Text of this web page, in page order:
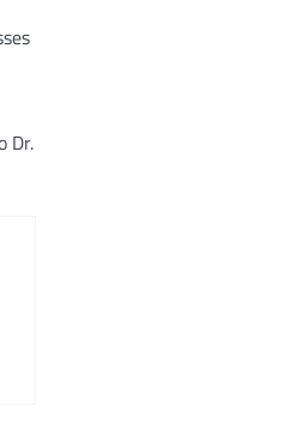
Dr.